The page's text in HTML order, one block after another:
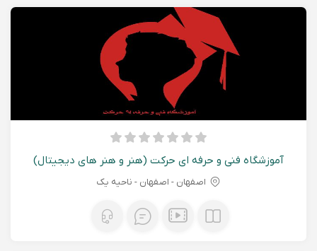
آموزشگاه فنی و حرفه ای حرکت (هنر و هنر های دیجیتال)
اصفهان - اصفهان - ناحیه یک